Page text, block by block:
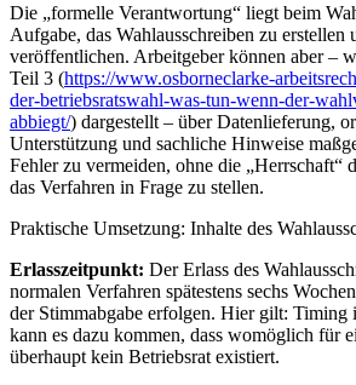
Die „formelle Verantwortung“ liegt beim
Aufgabe, das Wahlausschreiben zu erstellen
veröffentlichen. Arbeitgeber können aber –
Teil 3 (https://www.osborneclarke-
der-betriebsratswahl-was-tun-wenn-der-
abbiegt/) dargestellt – über Datenlieferung,
Unterstützung und sachliche Hinweise
Fehler zu vermeiden, ohne die „Herrschaft“
das Verfahren in Frage zu stellen.
Praktische Umsetzung: Inhalte des
Erlasszeitpunkt: Der Erlass des
normalen Verfahren spätestens sechs
der Stimmabgabe erfolgen. Hier gilt: Timing
kann es dazu kommen, dass womöglich für
überhaupt kein Betriebsrat existiert.